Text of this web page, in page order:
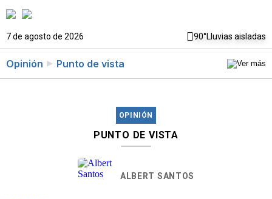
7 de agosto de 2026 90°Lluvias aisladas
Opinión Punto de vista
OPINIÓN
PUNTO DE VISTA
ALBERT SANTOS